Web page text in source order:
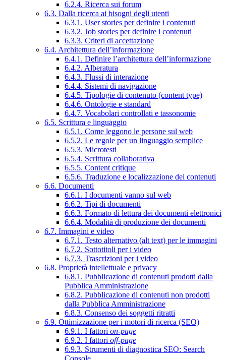
6.2.4. Ricerca sui forum
6.3. Dalla ricerca ai bisogni degli utenti
6.3.1. User stories per definire i contenuti
6.3.2. Job stories per definire i contenuti
6.3.3. Criteri di accettazione
6.4. Architettura dell’informazione
6.4.1. Definire l’architettura dell’informazione
6.4.2. Alberatura
6.4.3. Flussi di interazione
6.4.4. Sistemi di navigazione
6.4.5. Tipologie di contenuto (content type)
6.4.6. Ontologie e standard
6.4.7. Vocabolari controllati e tassonomie
6.5. Scrittura e linguaggio
6.5.1. Come leggono le persone sul web
6.5.2. Le regole per un linguaggio semplice
6.5.3. Microtesti
6.5.4. Scrittura collaborativa
6.5.5. Content critique
6.5.6. Traduzione e localizzazione dei contenuti
6.6. Documenti
6.6.1. I documenti vanno sul web
6.6.2. Tipi di documenti
6.6.3. Formato di lettura dei documenti elettronici
6.6.4. Modalità di produzione dei documenti
6.7. Immagini e video
6.7.1. Testo alternativo (alt text) per le immagini
6.7.2. Sottotitoli per i video
6.7.3. Trascrizioni per i video
6.8. Proprietà intellettuale e privacy
6.8.1. Pubblicazione di contenuti prodotti dalla
Pubblica Amministrazione
6.8.2. Pubblicazione di contenuti non prodotti
dalla Pubblica Amministrazione
6.8.3. Consenso dei soggetti ritratti
6.9. Ottimizzazione per i motori di ricerca (SEO)
6.9.1. I fattori on-page
6.9.2. I fattori off-page
6.9.3. Strumenti di diagnostica SEO: Search
Console